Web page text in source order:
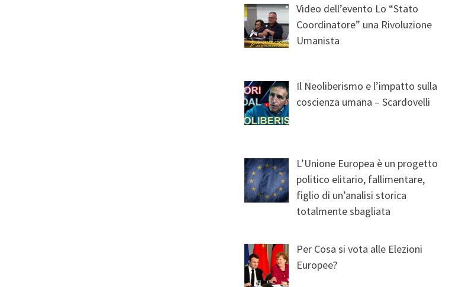
Video dell’evento Lo “Stato
Coordinatore” una Rivoluzione
Umanista
Il Neoliberismo e l’impatto sulla
coscienza umana – Scardovelli
L’Unione Europea è un progetto
politico elitario, fallimentare,
figlio di un’analisi storica
totalmente sbagliata
Per Cosa si vota alle Elezioni
Europee?